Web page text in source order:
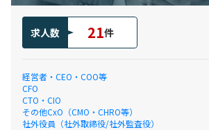
求人数 21件
経営者・CEO・COO等
CFO
CTO・CIO
その他CxO（CMO・CHRO等）
社外役員（社外取締役/社外監査役）